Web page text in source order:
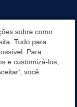
MUNICIPAL
sobre como
Tudo para
Para
e customizá-los,
você